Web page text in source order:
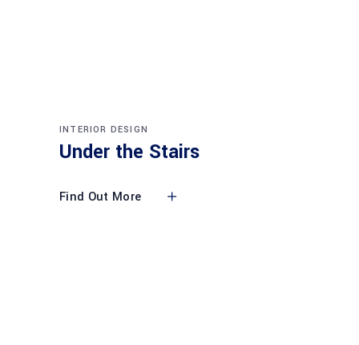
INTERIOR DESIGN
Under the Stairs
Find Out More